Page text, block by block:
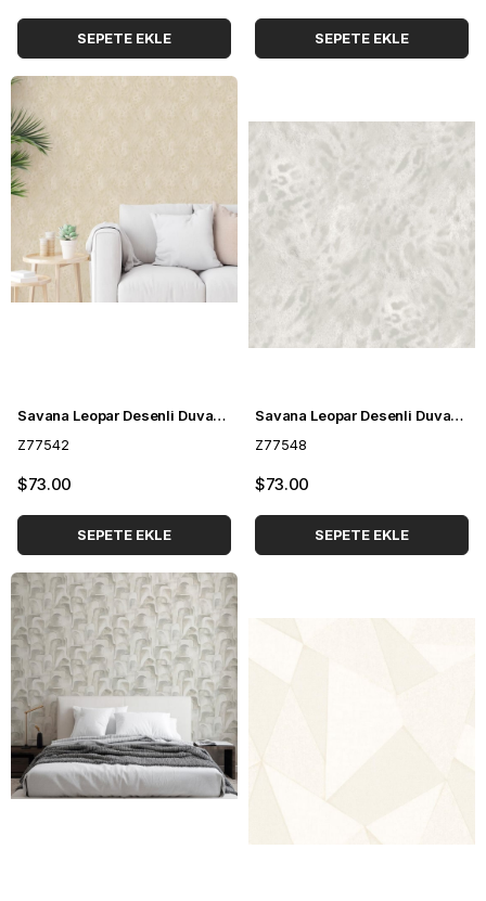
SEPETE EKLE SEPETE EKLE
Savana Leopar Desenli Duvar Kağıdı Z77542
Z77542
$73.00
SEPETE EKLE
Savana Leopar Desenli Duvar Kağıdı Z77548
Z77548
$73.00
SEPETE EKLE